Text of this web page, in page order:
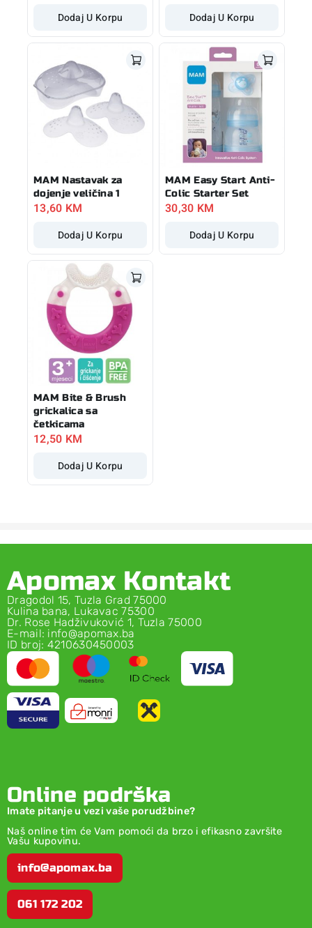
Dodaj U Korpu Dodaj U Korpu
MAM Nastavak za
dojenje veličina 1
13,60 KM
Dodaj U Korpu
MAM Easy Start Anti-
Colic Starter Set
30,30 KM
Dodaj U Korpu
MAM Bite & Brush
grickalica sa
četkicama
12,50 KM
Dodaj U Korpu
Apomax Kontakt
Dragodol 15, Tuzla Grad 75000
Kulina bana, Lukavac 75300
Dr. Rose Hadživuković 1, Tuzla 75000
E-mail: info@apomax.ba
ID broj: 4210630450003
Online podrška
Imate pitanje u vezi vaše porudžbine?
Naš online tim će Vam pomoći da brzo i efikasno završite
Vašu kupovinu.
info@apomax.ba
061 172 202